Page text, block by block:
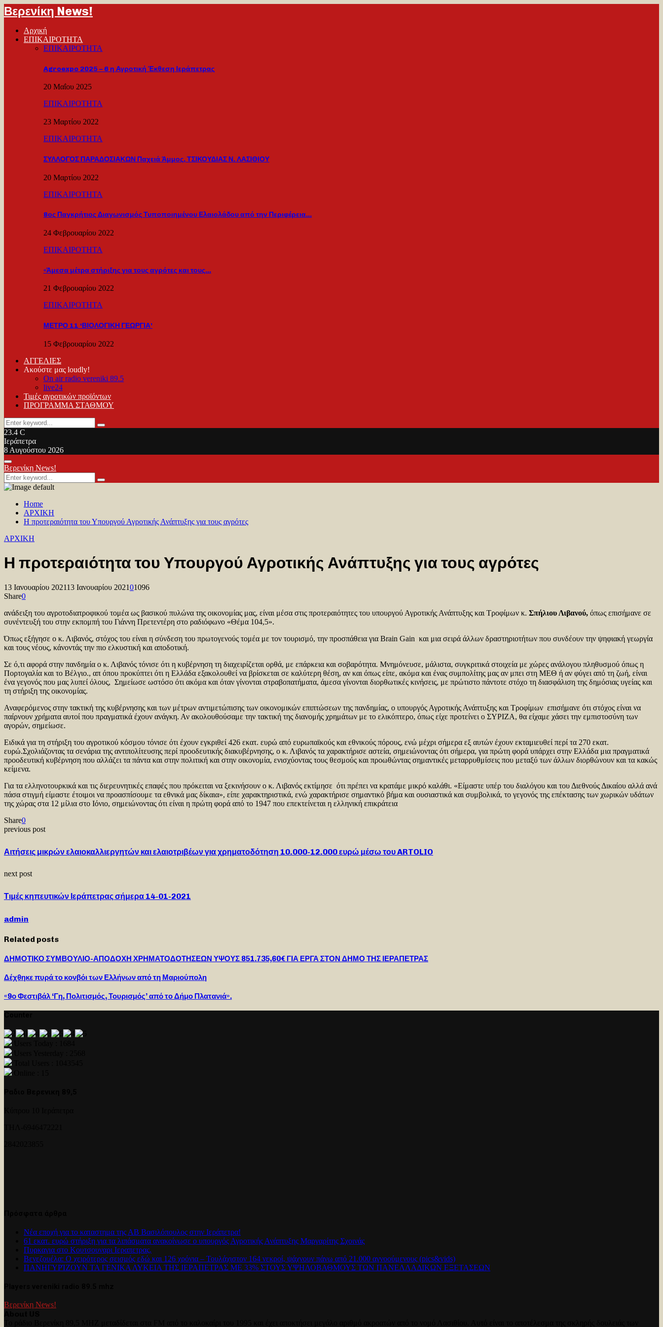
Βερενίκη News!
Αρχική
ΕΠΙΚΑΙΡΟΤΗΤΑ
ΕΠΙΚΑΙΡΟΤΗΤΑ
Agroexpo 2025 – 6 η Αγροτική Έκθεση Ιεράπετρας
20 Μαΐου 2025
ΕΠΙΚΑΙΡΟΤΗΤΑ
23 Μαρτίου 2022
ΕΠΙΚΑΙΡΟΤΗΤΑ
ΣΥΛΛΟΓΟΣ ΠΑΡΑΔΟΣΙΑΚΩΝ Παχειά Άμμος, ΤΣΙΚΟΥΔΙΑΣ Ν. ΛΑΣΙΘΙΟΥ
20 Μαρτίου 2022
ΕΠΙΚΑΙΡΟΤΗΤΑ
8ος Παγκρήτιος Διαγωνισμός Τυποποιημένου Ελαιολάδου από την Περιφέρεια…
24 Φεβρουαρίου 2022
ΕΠΙΚΑΙΡΟΤΗΤΑ
«Άμεσα μέτρα στήριξης για τους αγρότες και τους…
21 Φεβρουαρίου 2022
ΕΠΙΚΑΙΡΟΤΗΤΑ
ΜΕΤΡΟ 11 ‘ΒΙΟΛΟΓΙΚΗ ΓΕΩΡΓΙΑ’
15 Φεβρουαρίου 2022
ΑΓΓΕΛΙΕΣ
Ακούστε μας loudly!
On air radio vereniki 89.5
live24
Τιμές αγροτικών προϊόντων
ΠΡΟΓΡΑΜΜΑ ΣΤΑΘΜΟΥ
Search
for:
Search
23.4 C
Ιεράπετρα
8 Αυγούστου 2026
Facebook
Twitter
Youtube
Primary
Menu
Βερενίκη News!
Search
for:
Search
Home
ΑΡΧΙΚΗ
Η προτεραιότητα του Υπουργού Αγροτικής Ανάπτυξης για τους αγρότες
ΑΡΧΙΚΗ
Η προτεραιότητα του Υπουργού Αγροτικής Ανάπτυξης για τους αγρότες
13 Ιανουαρίου 202113 Ιανουαρίου 202101096
Share0
ανάδειξη του αγροτοδιατροφικού τομέα ως βασικού πυλώνα της οικονομίας μας, είναι μέσα στις προτεραιότητες του υπουργού Αγροτικής Ανάπτυξης και Τροφίμων κ. Σπήλιου Λιβανού, όπως επισήμανε σε
συνέντευξή του στην εκπομπή του Γιάννη Πρετεντέρη στο ραδιόφωνο «Θέμα 104,5».
Όπως εξήγησε ο κ. Λιβανός, στόχος του είναι η σύνδεση του πρωτογενούς τομέα με τον τουρισμό, την προσπάθεια για Brain Gain και μια σειρά άλλων δραστηριοτήτων που συνδέουν την ψηφιακή γεωργία
και τους νέους, κάνοντάς την πιο ελκυστική και αποδοτική.
Σε ό,τι αφορά στην πανδημία ο κ. Λιβανός τόνισε ότι η κυβέρνηση τη διαχειρίζεται ορθά, με επάρκεια και σοβαρότητα. Μνημόνευσε, μάλιστα, συγκριτικά στοιχεία με χώρες ανάλογου πληθυσμού όπως η
Πορτογαλία και το Βέλγιο., απ όπου προκύπτει ότι η Ελλάδα εξακολουθεί να βρίσκεται σε καλύτερη θέση, αν και όπως είπε, ακόμα και ένας συμπολίτης μας αν μπει στη ΜΕΘ ή αν φύγει από τη ζωή, είναι
ένα γεγονός που μας λυπεί όλους, Σημείωσε ωστόσο ότι ακόμα και όταν γίνονται στραβοπατήματα, άμεσα γίνονται διορθωτικές κινήσεις, με πρώτιστο πάντοτε στόχο τη διασφάλιση της δημόσιας υγείας και
τη στήριξη της οικονομίας.
Αναφερόμενος στην τακτική της κυβέρνησης και των μέτρων αντιμετώπισης των οικονομικών επιπτώσεων της πανδημίας, ο υπουργός Αγροτικής Ανάπτυξης και Τροφίμων επισήμανε ότι στόχος είναι να
παίρνουν χρήματα αυτοί που πραγματικά έχουν ανάγκη. Αν ακολουθούσαμε την τακτική της διανομής χρημάτων με το ελικόπτερο, όπως είχε προτείνει ο ΣΥΡΙΖΑ, θα είχαμε χάσει την εμπιστοσύνη των
αγορών, σημείωσε.
Ειδικά για τη στήριξη του αγροτικού κόσμου τόνισε ότι έχουν εγκριθεί 426 εκατ. ευρώ από ευρωπαϊκούς και εθνικούς πόρους, ενώ μέχρι σήμερα εξ αυτών έχουν εκταμιευθεί περί τα 270 εκατ.
ευρώ.Σχολιάζοντας τα σενάρια της αντιπολίτευσης περί προοδευτικής διακυβέρνησης, ο κ. Λιβανός τα χαρακτήρισε αστεία, σημειώνοντας ότι σήμερα, για πρώτη φορά υπάρχει στην Ελλάδα μια πραγματικά
προοδευτική κυβέρνηση που αλλάζει τα πάντα και στην πολιτική και στην οικονομία, ενισχύοντας τους θεσμούς και προωθώντας σημαντικές μεταρρυθμίσεις που μεταξύ των άλλων διορθώνουν και τα κακώς
κείμενα.
Για τα ελληνοτουρκικά και τις διερευνητικές επαφές που πρόκειται να ξεκινήσουν ο κ. Λιβανός εκτίμησε ότι πρέπει να κρατάμε μικρό καλάθι. «Είμαστε υπέρ του διαλόγου και του Διεθνούς Δικαίου αλλά ανά
πάσα στιγμή είμαστε έτοιμοι να προασπίσουμε τα εθνικά μας δίκαια», είπε χαρακτηριστικά, ενώ χαρακτήρισε σημαντικό βήμα και ουσιαστικά και συμβολικά, το γεγονός της επέκτασης των χωρικών υδάτων
της χώρας στα 12 μίλια στο Ιόνιο, σημειώνοντας ότι είναι η πρώτη φορά από το 1947 που επεκτείνεται η ελληνική επικράτεια
Share0
previous post
Αιτήσεις μικρών ελαιοκαλλιεργητών και ελαιοτριβέων για χρηματοδότηση 10.000-12.000 ευρώ μέσω του ARTOLIO
next post
Τιμές κηπευτικών Ιεράπετρας σήμερα 14-01-2021
admin
Related posts
ΔΗΜΟΤΙΚΟ ΣΥΜΒΟΥΛΙΟ-ΑΠΟΔΟΧΗ ΧΡΗΜΑΤΟΔΟΤΗΣΕΩΝ ΥΨΟΥΣ 851.735,60€ ΓΙΑ ΕΡΓΑ ΣΤΟΝ ΔΗΜΟ ΤΗΣ ΙΕΡΑΠΕΤΡΑΣ
Δέχθηκε πυρά το κονβόι των Ελλήνων από τη Μαριούπολη
«9ο Φεστιβάλ ‘Γη, Πολιτισμός, Τουρισμός’ από το Δήμο Πλατανιά».
Νέα εποχή για το καταστημα της ΑΒ Βασιλόπουλος στην Ιεράπετρα!
61 εκατ. ευρώ στήριξη για τα λιπάσματα ανακοίνωσε ο υπουργός Αγροτικής Ανάπτυξης Μαργαρίτης Σχοινάς
Πυρκαγια στο Κουτσουναρι Ιεραπετρας.
Βενεζουέλα: Ο χειρότερος σεισμός εδώ και 126 χρόνια – Τουλάχιστον 164 νεκροί, ψάχνουν πάνω από 21.000 αγνοούμενους (pics&vids)
ΠΑΝΗΓΥΡΊΖΟΥΝ ΤΑ ΓΕΝΙΚΑ ΛΥΚΕΙΑ ΤΗΣ ΙΕΡΑΠΕΤΡΑΣ ΜΕ 33% ΣΤΟΥΣ ΥΨΗΛΟΒΑΘΜΟΥΣ ΤΩΝ ΠΑΝΕΛΛΑΔΙΚΩΝ ΕΞΕΤΑΣΕΩΝ
Βερενίκη News!